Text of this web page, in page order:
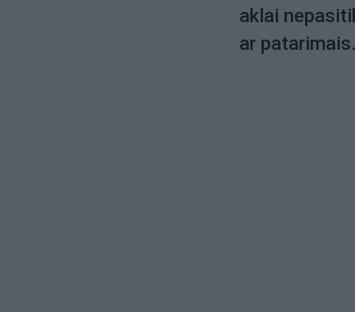
aklai
ar patarimais.